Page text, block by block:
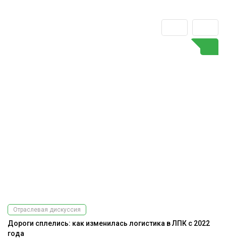
Отраслевая дискуссия
Дороги сплелись: как изменилась логистика в ЛПК с 2022
года